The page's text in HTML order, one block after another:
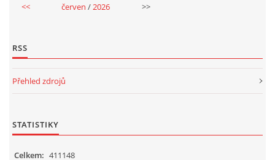
<< červen /2026 >>
RSS
Přehled zdrojů
STATISTIKY
Celkem: 411148